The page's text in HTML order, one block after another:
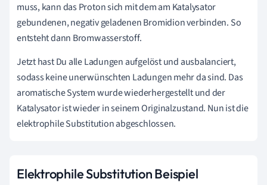
muss, kann das Proton sich mit dem am Katalysator
gebundenen, negativ geladenen Bromidion verbinden. So
entsteht dann Bromwasserstoff.
Jetzt hast Du alle Ladungen aufgelöst und ausbalanciert,
sodass keine unerwünschten Ladungen mehr da sind. Das
aromatische System wurde wiederhergestellt und der
Katalysator ist wieder in seinem Originalzustand. Nun ist die
elektrophile Substitution abgeschlossen.
Elektrophile Substitution Beispiel